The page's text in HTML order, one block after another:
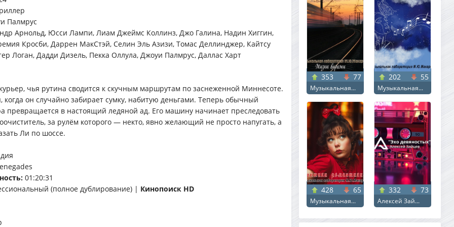
Палмрус
Арнольд, Юсси Лампи, Лиам Джеймс Коллинз, Джо Галина, Надин Хиггин,
Кросби, Даррен МакСтэй, Селин Эль Азизи, Томас Деллинджер, Кайтсу
Логан, Дадди Дизель, Пекка Оллула, Джоуи Палмрус, Даллас Харт
чья рутина сводится к скучным маршрутам по заснеженной Миннесоте.
когда он случайно забирает сумку, набитую деньгами. Теперь обычный
превращается в настоящий ледяной ад. Его машину начинает преследовать
за рулём которого — некто, явно желающий не просто напугать, а
Ли по шоссе.
01:20:31
(полное дублирование) | Кинопоиск HD
353 77
Музыкальная...
202 55
Музыкальная...
428 65
Музыкальная...
332 73
Алексей Зай...